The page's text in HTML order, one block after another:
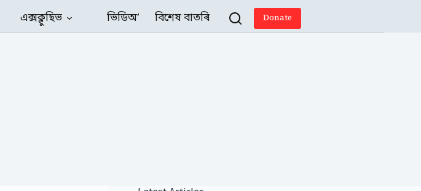
এক্সক্লুছিভ ভিডিঅ’ বিশেষ বাতৰি Donate